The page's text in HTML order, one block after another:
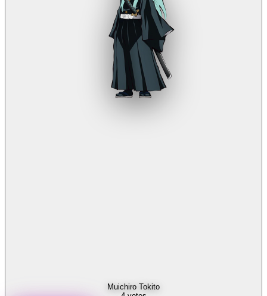
Muichiro Tokito